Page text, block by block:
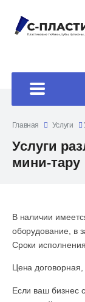
Главная Услуги
Услуги
мини-тару
В наличии
оборудование, в
Сроки
Цена
Если ваш бизнес